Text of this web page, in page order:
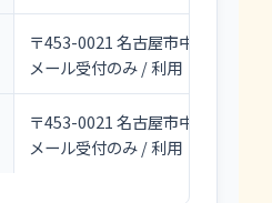
〒453-0021 名古屋市中村区松原
メール受付のみ / 利用：8:00～
〒453-0021 名古屋市中村区松原
メール受付のみ / 利用：8:00～